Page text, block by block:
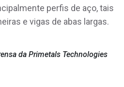
perfis de aço, tais
e vigas de abas largas.
da Primetals Technologies